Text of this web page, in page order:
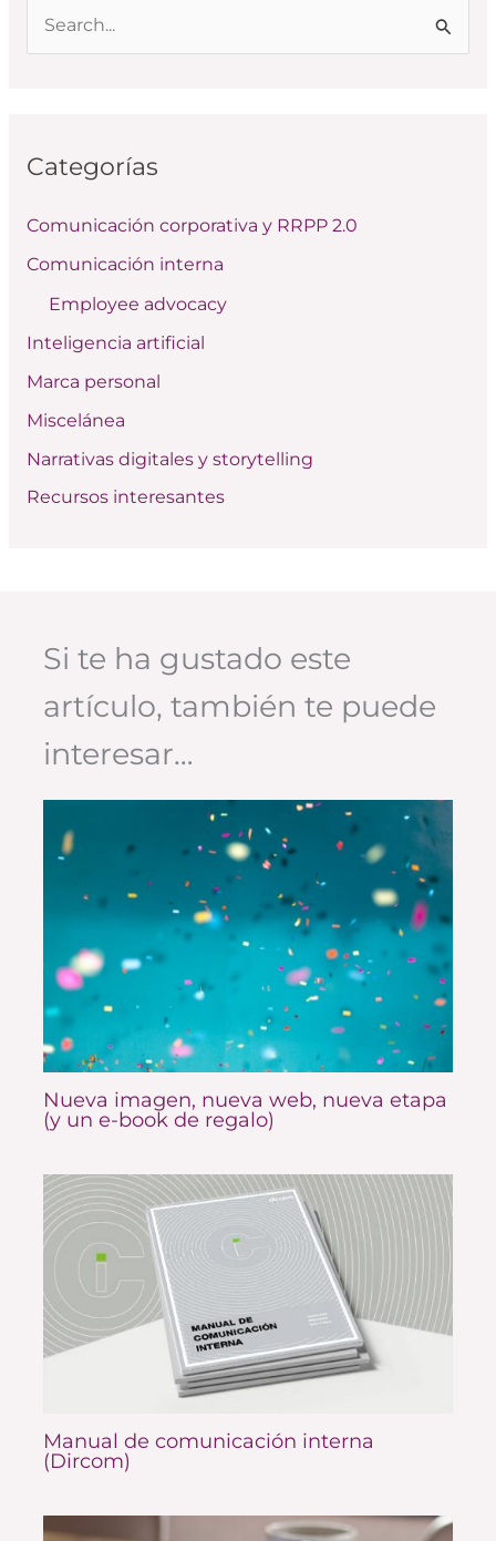
a
p
o
:
Categorías
Comunicación corporativa y RRPP 2.0
Comunicación interna
Employee advocacy
Inteligencia artificial
Marca personal
Miscelánea
Narrativas digitales y storytelling
Recursos interesantes
Si te ha gustado este
artículo, también te puede
interesar…
Nueva imagen, nueva web, nueva etapa
(y un e-book de regalo)
Manual de comunicación interna
(Dircom)